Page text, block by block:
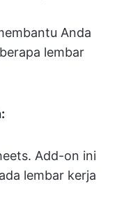
Anda
lembar
Add-on ini
lembar kerja